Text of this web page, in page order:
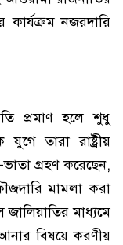
কার্যক্রম নজরদারি
প্রমাণ হলে শুধু
তারা রাষ্ট্রীয়
গ্রহণ করেছেন,
মামলা করা
মাধ্যমে
বিষয়ে করণীয়